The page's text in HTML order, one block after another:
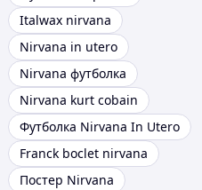
Italwax nirvana
Nirvana in utero
Nirvana футболка
Nirvana kurt cobain
Футболка Nirvana In Utero
Franck boclet nirvana
Постер Nirvana